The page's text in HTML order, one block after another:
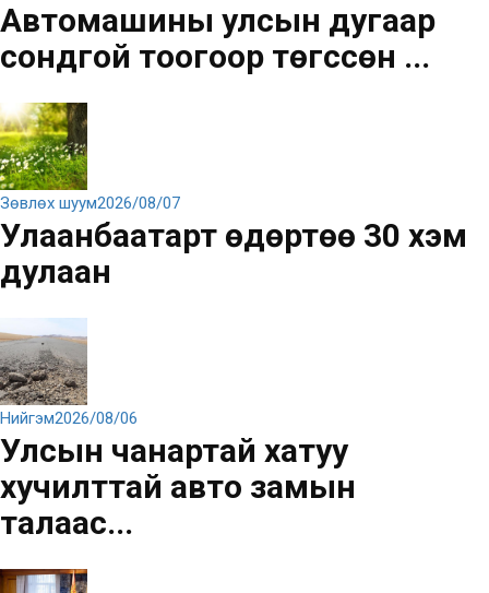
Автомашины улсын дугаар
сондгой тоогоор төгссөн ...
Зөвлөх шуум2026/08/07
Улаанбаатарт өдөртөө 30 хэм
дулаан
Нийгэм2026/08/06
Улсын чанартай хатуу
хучилттай авто замын
талаас...